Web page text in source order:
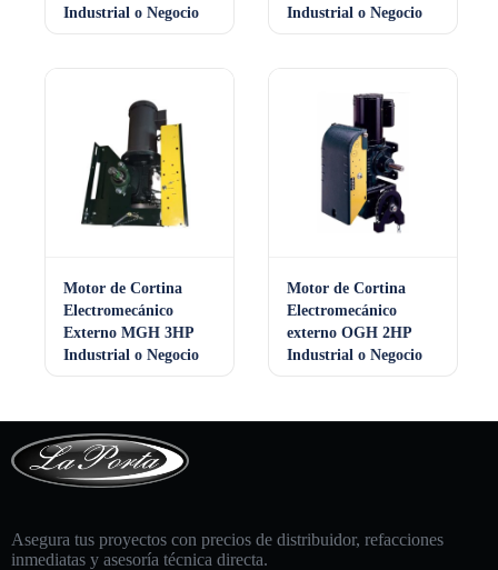
Industrial o Negocio
Industrial o Negocio
Motor de Cortina
Electromecánico
Externo MGH 3HP
Industrial o Negocio
Motor de Cortina
Electromecánico
externo OGH 2HP
Industrial o Negocio
Asegura tus proyectos con precios de distribuidor, refacciones
inmediatas y asesoría técnica directa.